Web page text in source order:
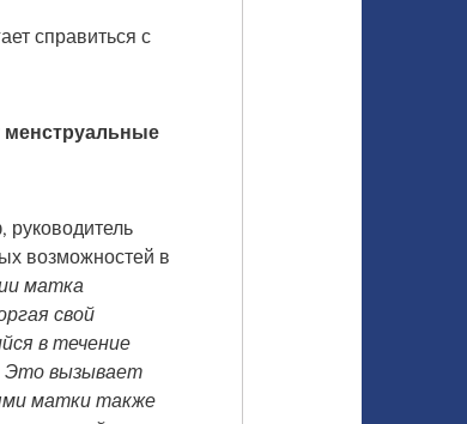
справиться с
возможностей в
матка
свой
в течение
Это вызывает
матки также